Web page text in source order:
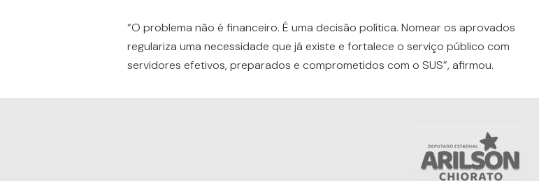
“O problema não é financeiro. É uma decisão política. Nomear os aprovados
regulariza uma necessidade que já existe e fortalece o serviço público com
servidores efetivos, preparados e comprometidos com o SUS”, afirmou.